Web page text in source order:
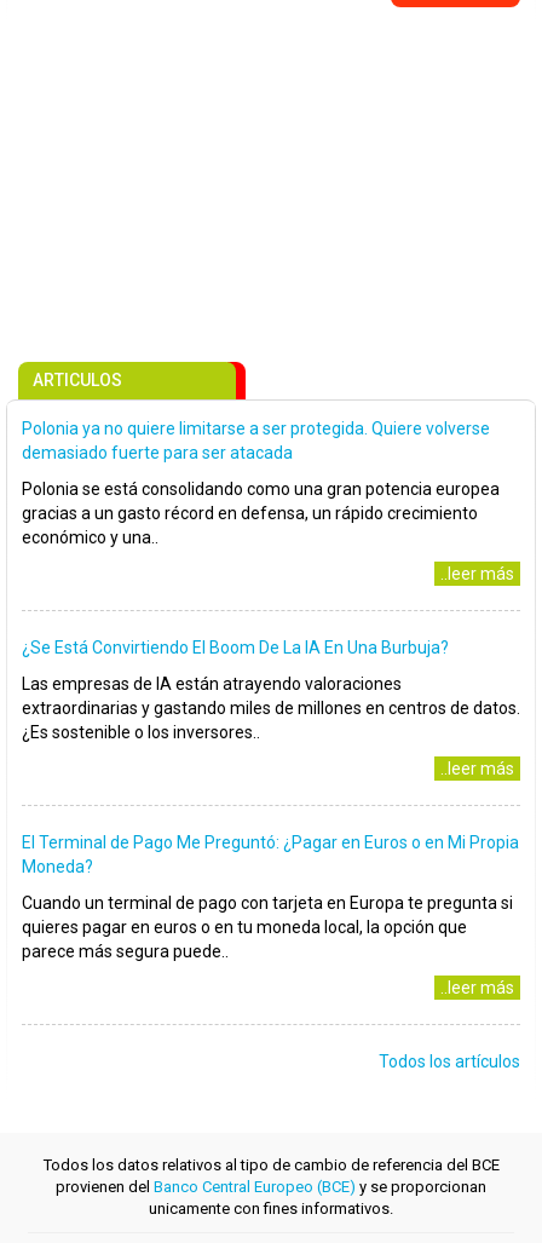
ARTICULOS
Polonia ya no quiere limitarse a ser protegida. Quiere volverse
demasiado fuerte para ser atacada
Polonia se está consolidando como una gran potencia europea
gracias a un gasto récord en defensa, un rápido crecimiento
económico y una..
..leer más
¿Se Está Convirtiendo El Boom De La IA En Una Burbuja?
Las empresas de IA están atrayendo valoraciones
extraordinarias y gastando miles de millones en centros de datos.
¿Es sostenible o los inversores..
..leer más
El Terminal de Pago Me Preguntó: ¿Pagar en Euros o en Mi Propia
Moneda?
Cuando un terminal de pago con tarjeta en Europa te pregunta si
quieres pagar en euros o en tu moneda local, la opción que
parece más segura puede..
..leer más
Todos los artículos
Todos los datos relativos al tipo de cambio de referencia del BCE
provienen del Banco Central Europeo (BCE) y se proporcionan
unicamente con fines informativos.